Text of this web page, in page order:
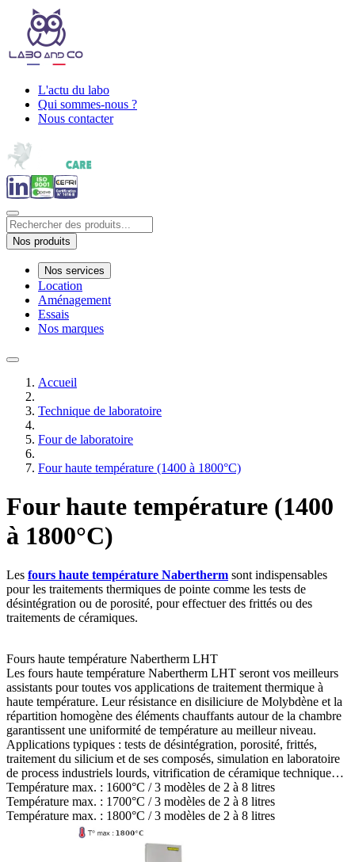
L'actu du labo
Qui sommes-nous ?
Nous contacter
Nos produits
Nos services
Location
Aménagement
Essais
Nos marques
Accueil
Technique de laboratoire
Four de laboratoire
Four haute température (1400 à 1800°C)
Four haute température (1400
à 1800°C)
Les fours haute température Nabertherm sont indispensables
pour les traitements thermiques de pointe comme les tests de
désintégration ou de porosité, pour effectuer des frittés ou des
traitements de céramiques.
Fours haute température Nabertherm LHT
Les fours haute température Nabertherm LHT seront vos meilleurs
assistants pour toutes vos applications de traitement thermique à
haute température. Leur résistance en disiliciure de Molybdène et la
répartition homogène des éléments chauffants autour de la chambre
garantissent une uniformité de température au meilleur niveau.
Applications typiques : tests de désintégration, porosité, frittés,
traitement du silicium et de ses composés, simulation en laboratoire
de process industriels lourds, vitrification de céramique technique…
Température max. : 1600°C / 3 modèles de 2 à 8 litres
Température max. : 1700°C / 3 modèles de 2 à 8 litres
Température max. : 1800°C / 3 modèles de 2 à 8 litres